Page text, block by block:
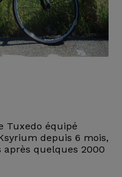
Tuxedo équipé
depuis 6 mois,
après quelques 2000